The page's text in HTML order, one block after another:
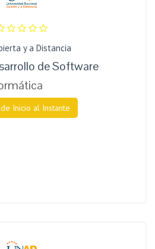
y a Distancia
de Software
Inicio al Instante